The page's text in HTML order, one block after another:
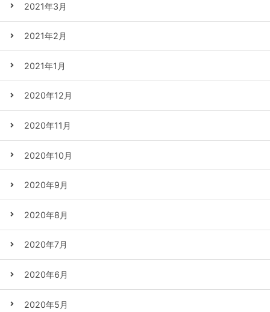
2021年3月
2021年2月
2021年1月
2020年12月
2020年11月
2020年10月
2020年9月
2020年8月
2020年7月
2020年6月
2020年5月